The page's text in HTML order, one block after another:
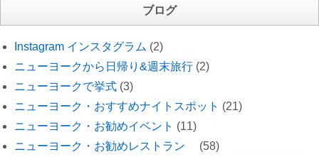
ブログ
Instagram インスタグラム (2)
ニューヨークから日帰り&週末旅行 (2)
ニューヨークで挙式 (3)
ニューヨーク・おすすめナイトスポット (21)
ニューヨーク・お勧めイベント (11)
ニューヨーク・お勧めレストラン
(58)